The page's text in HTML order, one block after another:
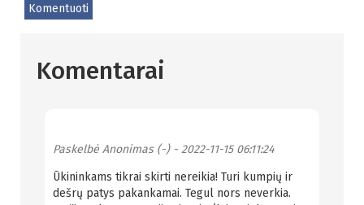
Komentuoti
Komentarai
Paskelbė Anonimas (-)- 2022-11-15 06:11:24
Ūkininkams tikrai skirti nereikia! Turi kumpių ir
dešrų patys pakankamai. Tegul nors neverkia.